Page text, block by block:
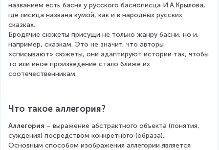
названием есть басня у русского баснописца И.А.Крылова,
где лисица названа кумой, как и в народных русских
сказках.
Бродячие сюжеты присущи не только жанру басни, но и,
например, сказкам. Это не значит, что авторы
«списывают» сюжеты, они адаптируют истории так, чтобы
то или иное произведение стало ближе их
соотечественникам.
Что такое аллегория?
Аллегория – выражение абстрактного объекта (понятия,
суждения) посредством конкретного (образа).
Основным способом изображения аллегории является